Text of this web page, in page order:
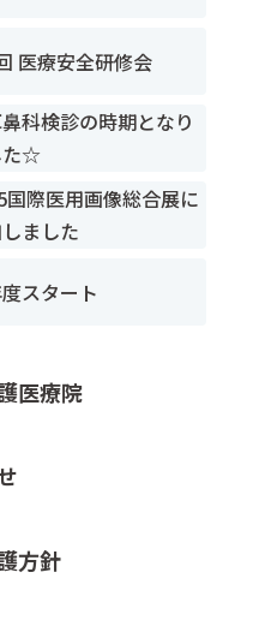
医療安全研修会
科検診の時期となり
た☆
国際医用画像総合展に
ました
スタート
医療院
方針